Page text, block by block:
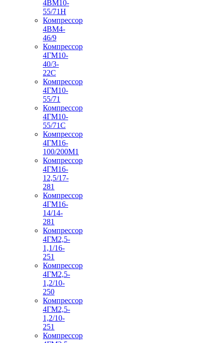
4ВМ10-
55/71Н
Компрессор
4ВМ4-
46/9
Компрессор
4ГМ10-
40/3-
22С
Компрессор
4ГМ10-
55/71
Компрессор
4ГМ10-
55/71С
Компрессор
4ГМ16-
100/200М1
Компрессор
4ГМ16-
12,5/17-
281
Компрессор
4ГМ16-
14/14-
281
Компрессор
4ГМ2,5-
1,1/16-
251
Компрессор
4ГМ2,5-
1,2/10-
250
Компрессор
4ГМ2,5-
1,2/10-
251
Компрессор